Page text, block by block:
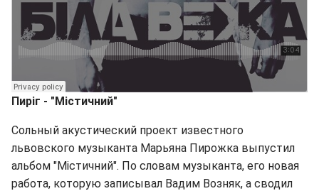
Пиріг - "Містичний"
Сольный акустический проект известного
львовского музыканта Марьяна Пирожка выпустил
альбом "Містичний". По словам музыканта, его новая
работа, которую записывал Вадим Возняк, а сводил